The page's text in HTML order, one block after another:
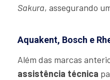
Sakura, assegurando
Aquakent, Bosch e
Além das marcas
assistência técnica